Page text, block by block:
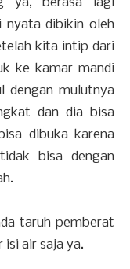
nyata dibikin oleh
kita intip dari
ke kamar mandi
dengan mulutnya
dan dia bisa
dibuka karena
bisa dengan
taruh pemberat
air saja ya.